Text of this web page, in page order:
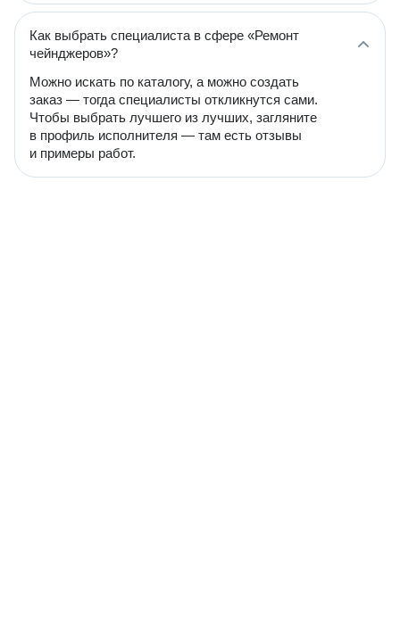
Как выбрать специалиста в сфере «Ремонт
чейнджеров»?
Можно искать по каталогу, а можно создать
заказ — тогда специалисты откликнутся сами.
Чтобы выбрать лучшего из лучших, загляните
в профиль исполнителя — там есть отзывы
и примеры работ.